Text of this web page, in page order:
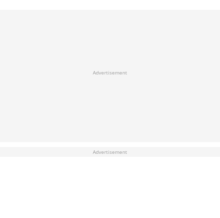
Advertisement
Advertisement